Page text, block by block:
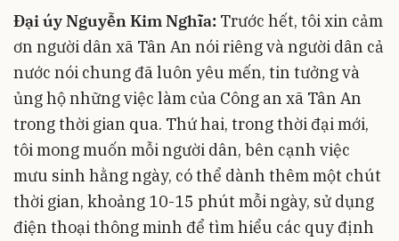
Đại úy Nguyễn Kim Nghĩa: Trước hết, tôi xin cảm
ơn người dân xã Tân An nói riêng và người dân cả
nước nói chung đã luôn yêu mến, tin tưởng và
ủng hộ những việc làm của Công an xã Tân An
trong thời gian qua. Thứ hai, trong thời đại mới,
tôi mong muốn mỗi người dân, bên cạnh việc
mưu sinh hằng ngày, có thể dành thêm một chút
thời gian, khoảng 10-15 phút mỗi ngày, sử dụng
điện thoại thông minh để tìm hiểu các quy định